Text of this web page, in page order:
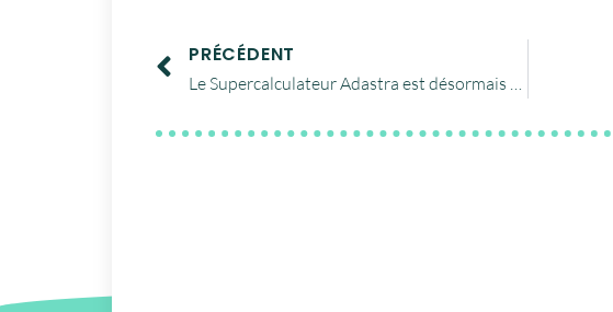
PRÉCÉDENT